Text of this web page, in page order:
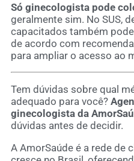
Só ginecologista pode
geralmente sim. No SUS,
capacitados também
de acordo com
para ampliar o acesso ao
Tem dúvidas sobre qual
adequado para você?
ginecologista da
dúvidas antes de decidir.
A AmorSaúde é a rede de